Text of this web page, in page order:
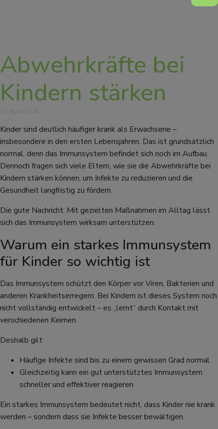
Abwehrkräfte bei
Kindern stärken
Kinder sind deutlich häufiger krank als Erwachsene –
insbesondere in den ersten Lebensjahren. Das ist grundsätzlich
normal, denn das Immunsystem befindet sich noch im Aufbau.
Dennoch fragen sich viele Eltern, wie sie die Abwehrkräfte bei
Kindern stärken können, um Infekte zu reduzieren und die
Gesundheit langfristig zu fördern.
Die gute Nachricht: Mit gezielten Maßnahmen im Alltag lässt
sich das Immunsystem wirksam unterstützen.
Warum ein starkes Immunsystem
für Kinder so wichtig ist
Das Immunsystem schützt den Körper vor Viren, Bakterien und
anderen Krankheitserregern. Bei Kindern ist dieses System noch
nicht vollständig entwickelt – es „lernt“ durch Kontakt mit
verschiedenen Keimen.
Deshalb gilt:
Häufige Infekte sind bis zu einem gewissen Grad normal
Gleichzeitig kann ein gut unterstütztes Immunsystem
schneller und effektiver reagieren
Ein starkes Immunsystem bedeutet nicht, dass Kinder nie krank
werden – sondern dass sie Infekte besser bewältigen.